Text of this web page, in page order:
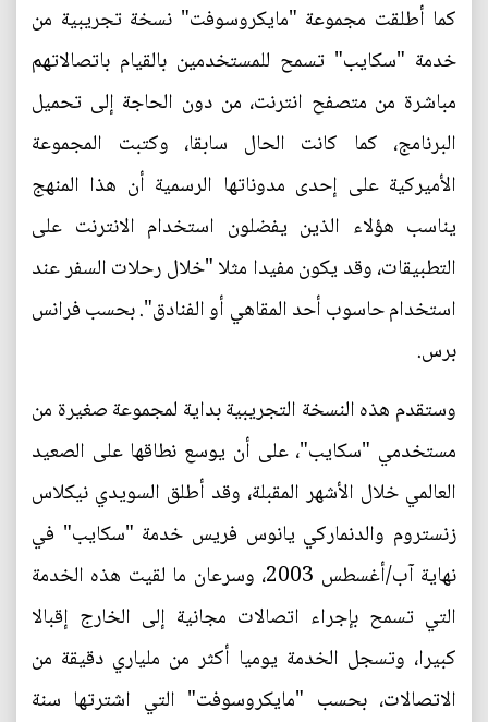
كما أطلقت مجموعة "مايكروسوفت" نسخة تجريبية من
خدمة "سكايب" تسمح للمستخدمين بالقيام باتصالاتهم
مباشرة من متصفح انترنت، من دون الحاجة إلى تحميل
البرنامج، كما كانت الحال سابقا، وكتبت المجموعة
الأميركية على إحدى مدوناتها الرسمية أن هذا المنهج
يناسب هؤلاء الذين يفضلون استخدام الانترنت على
التطبيقات، وقد يكون مفيدا مثلا "خلال رحلات السفر عند
استخدام حاسوب أحد المقاهي أو الفنادق". بحسب فرانس
برس.
وستقدم هذه النسخة التجريبية بداية لمجموعة صغيرة من
مستخدمي "سكايب"، على أن يوسع نطاقها على الصعيد
العالمي خلال الأشهر المقبلة، وقد أطلق السويدي نيكلاس
زنستروم والدنماركي يانوس فريس خدمة "سكايب" في
نهاية آب/أغسطس 2003، وسرعان ما لقيت هذه الخدمة
التي تسمح بإجراء اتصالات مجانية إلى الخارج إقبالا
كبيرا، وتسجل الخدمة يوميا أكثر من ملياري دقيقة من
الاتصالات، بحسب "مايكروسوفت" التي اشترتها سنة